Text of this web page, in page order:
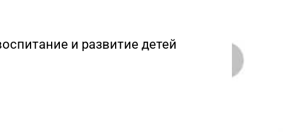
и развитие детей